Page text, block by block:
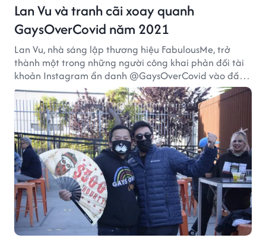
Lan Vu và tranh cãi xoay quanh
GaysOverCovid năm 2021
Lan Vu, nhà sáng lập thương hiệu FabulousMe, trở
thành một trong những người công khai phản đối tài
khoản Instagram ẩn danh @GaysOverCovid vào đầu
năm 2021, trong bối cảnh đại dịch COVID-19 vẫn diễn
biến nghiêm trọng.